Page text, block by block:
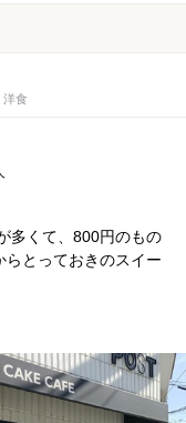
洋食
多くて、800円のもの
らとっておきのスイー